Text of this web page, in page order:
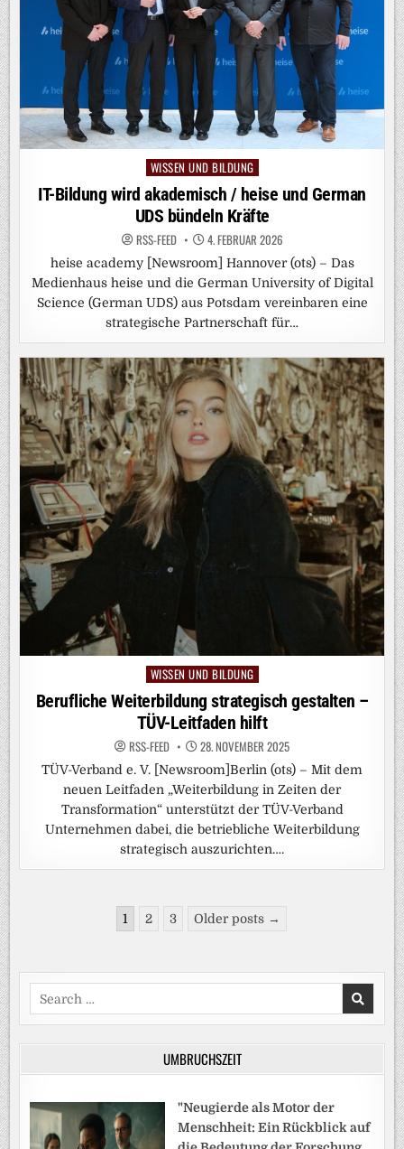
Posted
in
WISSEN UND BILDUNG
IT-Bildung wird akademisch / heise und German
UDS bündeln Kräfte
RSS-FEED 4. FEBRUAR 2026
heise academy [Newsroom] Hannover (ots) – Das
Medienhaus heise und die German University of Digital
Science (German UDS) aus Potsdam vereinbaren eine
strategische Partnerschaft für…
Posted
in
WISSEN UND BILDUNG
Berufliche Weiterbildung strategisch gestalten –
TÜV-Leitfaden hilft
RSS-FEED 28. NOVEMBER 2025
TÜV-Verband e. V. [Newsroom]Berlin (ots) – Mit dem
neuen Leitfaden „Weiterbildung in Zeiten der
Transformation“ unterstützt der TÜV-Verband
Unternehmen dabei, die betriebliche Weiterbildung
strategisch auszurichten….
Seitennummerierung
Beiträge
1 2 3 Older posts →
Search
for:
UMBRUCHSZEIT
"Neugierde als Motor der
Menschheit: Ein Rückblick auf